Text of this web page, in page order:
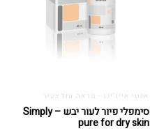
אנטי אייג'ינג - מראה עור צעיר
סימפלי פיור לעור יבש – Simply
pure for dry skin